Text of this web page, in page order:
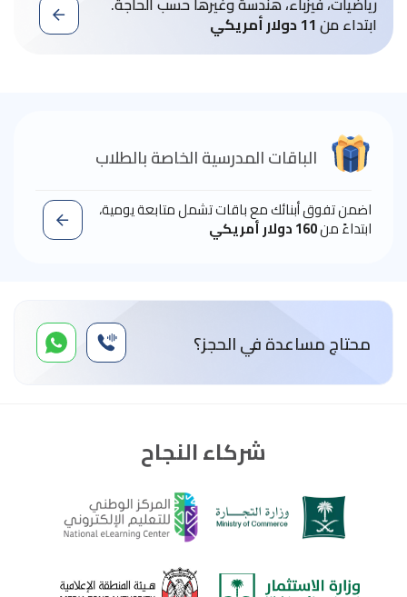
ابتداء من11 دولار أمريكي
الباقات المدرسية الخاصة بالطلاب
اضمن تفوق أبنائك مع باقات تشمل متابعة يومية،
ابتداءً من160 دولار أمريكي
محتاج مساعدة في الحجز؟
شركاء النجاح